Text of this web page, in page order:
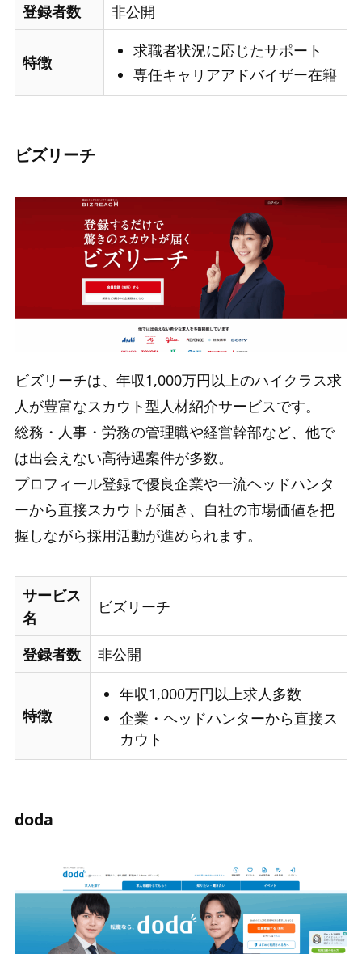
登録者数
非公開
特徴
求職者状況に応じたサポート
専任キャリアアドバイザー在籍
ビズリーチ
ビズリーチは、年収1,000万円以上のハイクラス求
人が豊富なスカウト型人材紹介サービスです。
総務・人事・労務の管理職や経営幹部など、他で
は出会えない高待遇案件が多数。
プロフィール登録で優良企業や一流ヘッドハンタ
ーから直接スカウトが届き、自社の市場価値を把
握しながら採用活動が進められます。
サービス
名
ビズリーチ
登録者数 非公開
特徴
年収1,000万円以上求人多数
企業・ヘッドハンターから直接ス
カウト
doda